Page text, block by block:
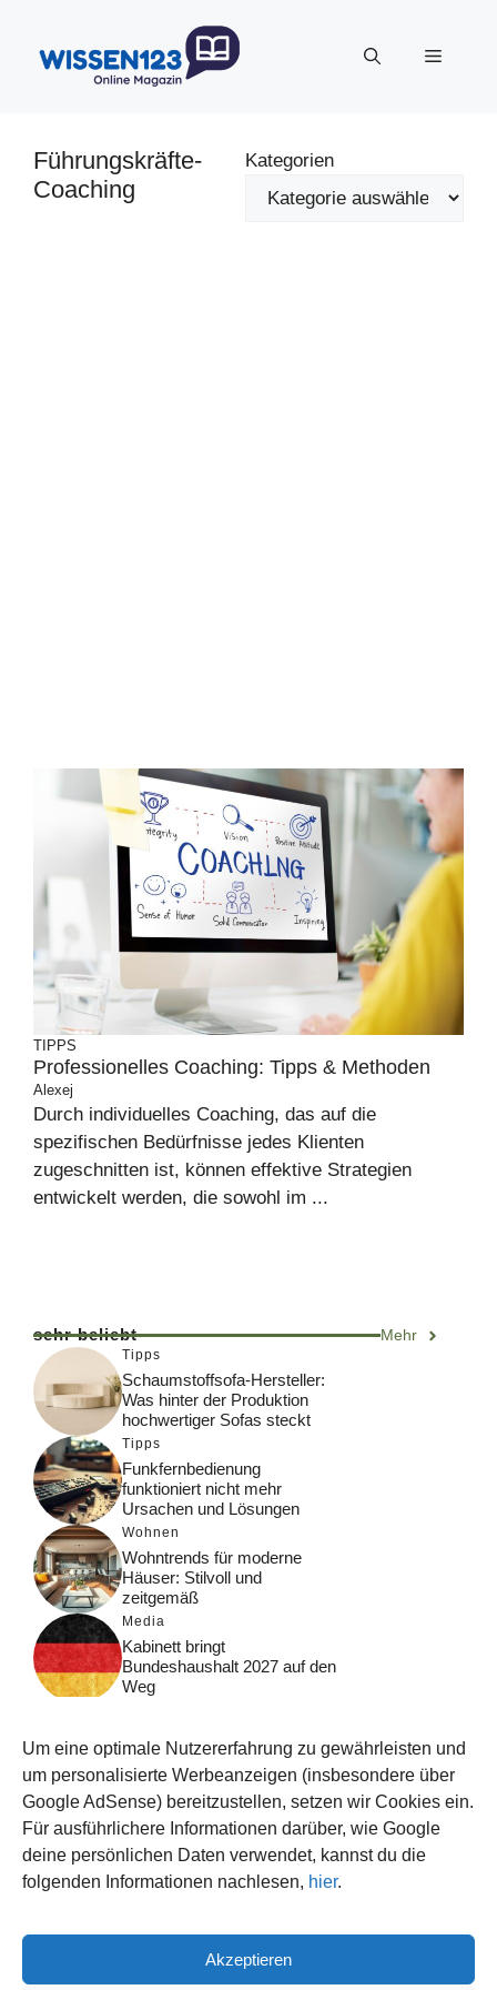
Um eine optimale Nutzererfahrung zu gewährleisten und
um personalisierte Werbeanzeigen (insbesondere über
Google AdSense) bereitzustellen, setzen wir Cookies ein.
Für ausführlichere Informationen darüber, wie Google
deine persönlichen Daten verwendet, kannst du die
folgenden Informationen nachlesen, hier.
Akzeptieren
springen
Menü
Führungskräfte-
Coaching
Kategorien
TIPPS
Professionelles Coaching: Tipps & Methoden
Alexej
Durch individuelles Coaching, das auf die
spezifischen Bedürfnisse jedes Klienten
zugeschnitten ist, können effektive Strategien
entwickelt werden, die sowohl im ...
sehr beliebt Mehr
Tipps
Schaumstoffsofa-Hersteller:
Was hinter der Produktion
hochwertiger Sofas steckt
Tipps
Funkfernbedienung
funktioniert nicht mehr
Ursachen und Lösungen
Wohnen
Wohntrends für moderne
Häuser: Stilvoll und
zeitgemäß
Media
Kabinett bringt
Bundeshaushalt 2027 auf den
Weg
Funktionsweise, Prozesse
und Rankinglogik
Computer
Wieso habe ich im moment
kein Internet?
© 2026 WISSEN123.DE